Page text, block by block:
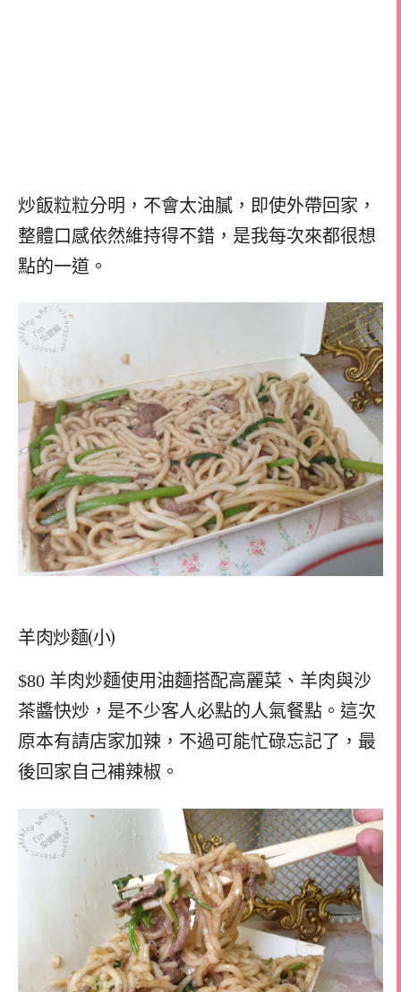
炒飯粒粒分明，不會太油膩，即使外帶回家，
整體口感依然維持得不錯，是我每次來都很想
點的一道。
羊肉炒麵(小)
$80 羊肉炒麵使用油麵搭配高麗菜、羊肉與沙
茶醬快炒，是不少客人必點的人氣餐點。這次
原本有請店家加辣，不過可能忙碌忘記了，最
後回家自己補辣椒。